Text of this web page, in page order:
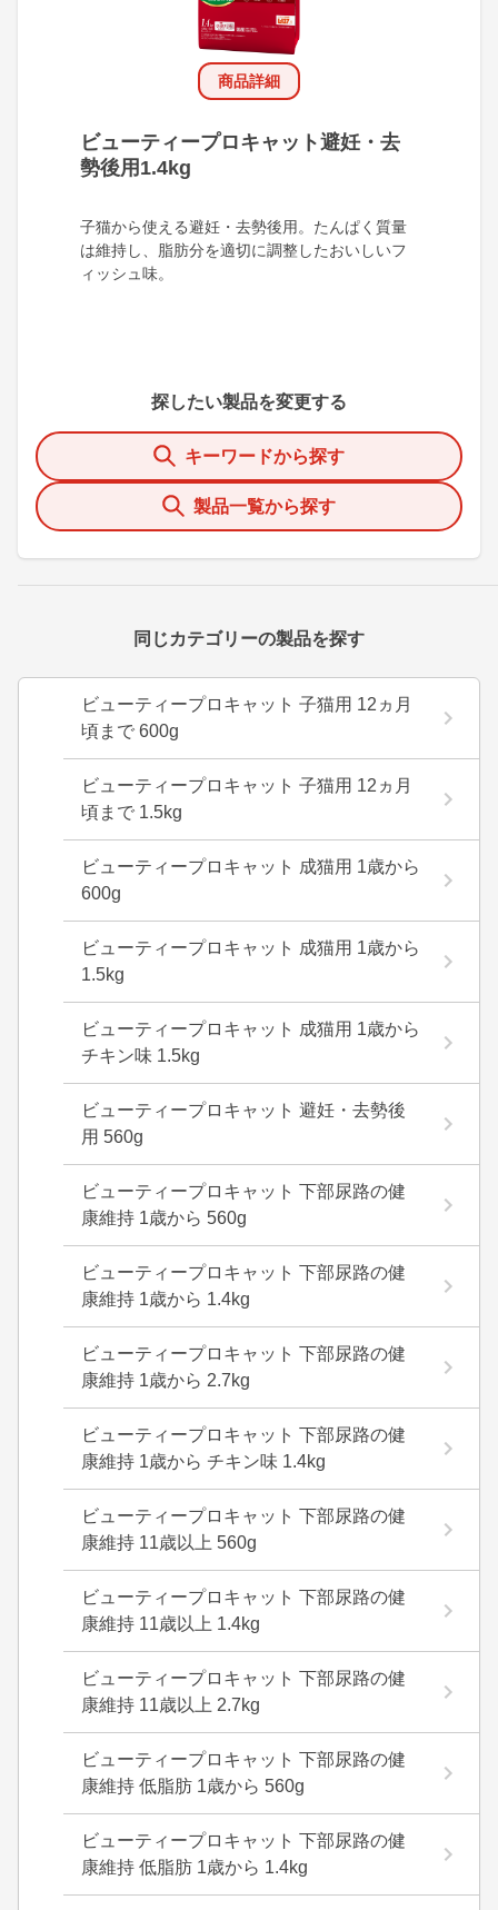
商品詳細
ビューティープロキャット避妊・去
勢後用1.4kg
子猫から使える避妊・去勢後用。たんぱく質量
は維持し、脂肪分を適切に調整したおいしいフ
ィッシュ味。
探したい製品を変更する
キーワードから探す
製品一覧から探す
同じカテゴリーの製品を探す
ビューティープロキャット 子猫用 12ヵ月
頃まで 600g
ビューティープロキャット 子猫用 12ヵ月
頃まで 1.5kg
ビューティープロキャット 成猫用 1歳から
600g
ビューティープロキャット 成猫用 1歳から
1.5kg
ビューティープロキャット 成猫用 1歳から
チキン味 1.5kg
ビューティープロキャット 避妊・去勢後
用 560g
ビューティープロキャット 下部尿路の健
康維持 1歳から 560g
ビューティープロキャット 下部尿路の健
康維持 1歳から 1.4kg
ビューティープロキャット 下部尿路の健
康維持 1歳から 2.7kg
ビューティープロキャット 下部尿路の健
康維持 1歳から チキン味 1.4kg
ビューティープロキャット 下部尿路の健
康維持 11歳以上 560g
ビューティープロキャット 下部尿路の健
康維持 11歳以上 1.4kg
ビューティープロキャット 下部尿路の健
康維持 11歳以上 2.7kg
ビューティープロキャット 下部尿路の健
康維持 低脂肪 1歳から 560g
ビューティープロキャット 下部尿路の健
康維持 低脂肪 1歳から 1.4kg